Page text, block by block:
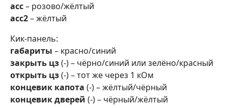
асс– розово/жёлтый
асс2– жёлтый
Кик-панель:
габариты – красно/синий
закрыть цз(-) – чёрно/синий или зелёно/красный
открыть цз(-) – тот же через 1 кОм
концевик капота (-) – жёлтый/чёрный
концевик дверей (-) – чёрный/жёлтый